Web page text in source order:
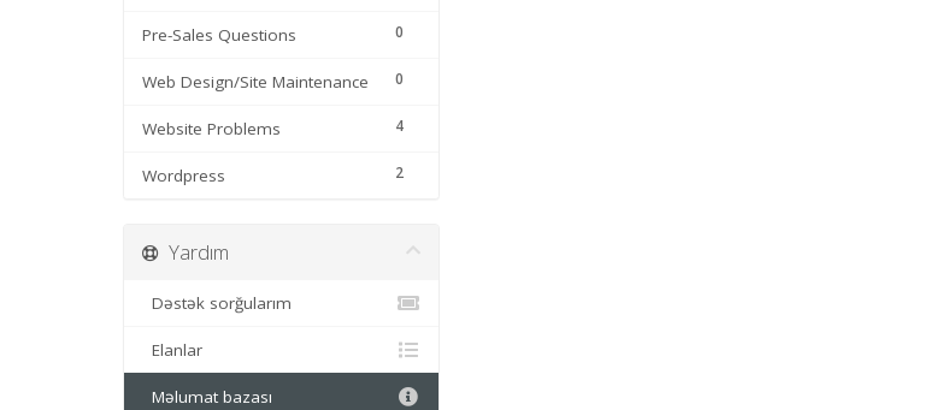
0
Pre-Sales Questions
0
Web Design/Site Maintenance
4
Website Problems
2
Wordpress
Yardım
Dəstək sorğularım
Elanlar
Məlumat bazası